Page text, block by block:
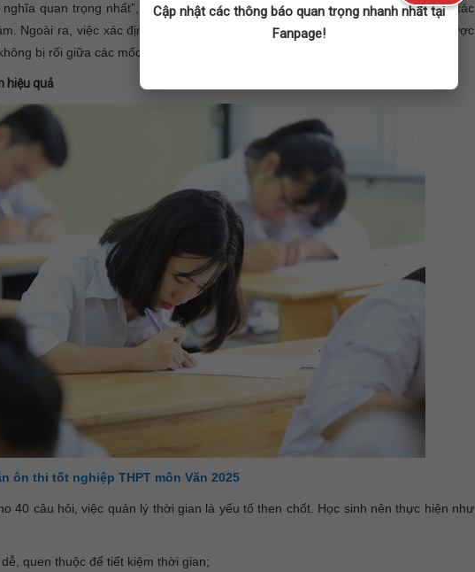
nghĩa quan trọng nhất”,… Những cụm từ này là mấu chốt giúp xác định chính xác
Ngoài ra, việc xác định rõ giai đoạn lịch sử, hoàn cảnh cụ thể của sự kiện được
bị rối giữa các mốc thời gian gần nhau.
hiệu quả
ôn thi tốt nghiệp THPT môn Văn 2025
40 câu hỏi, việc quản lý thời gian là yếu tố then chốt. Học sinh nên thực hiện như
quen thuộc để tiết kiệm thời gian;
Cập nhật các thông báo quan trọng nhanh nhất tại
Fanpage!